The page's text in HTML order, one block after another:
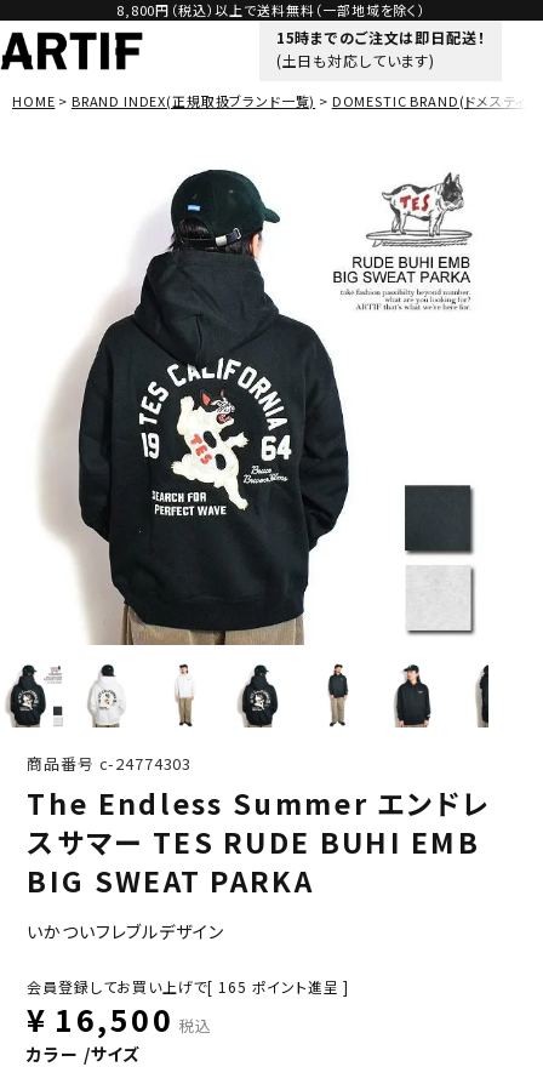
8,800円（税込）以上で送料無料（一部地域を除く）
15時までのご注文は即日配送！
(土日も対応しています)
HOME BRAND INDEX(正規取扱ブランド一覧) DOMESTIC BRAND(ドメスティッ
商品番号 c-24774303
The Endless Summer エンドレ
スサマー TES RUDE BUHI EMB
BIG SWEAT PARKA
いかついフレブルデザイン
会員登録してお買い上げで[ 165 ポイント進呈 ]
¥ 16,500 税込
カラー サイズ